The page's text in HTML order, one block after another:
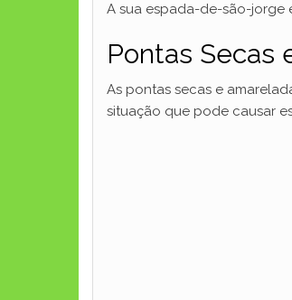
A sua espada-de-são-jorge
Pontas Secas
As pontas secas e
situação que pode causar